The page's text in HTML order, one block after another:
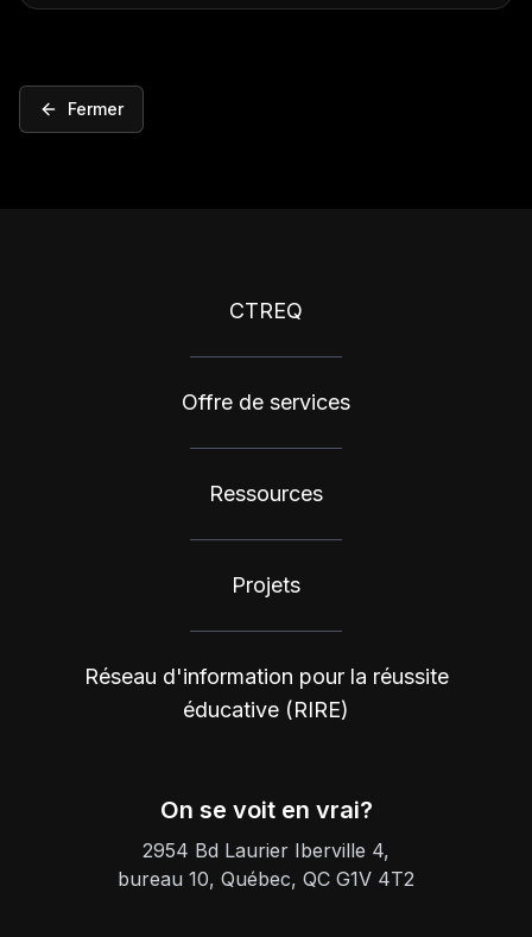
Fermer
CTREQ
Offre de services
Ressources
Projets
Réseau d'information pour la réussite
éducative (RIRE)
On se voit en vrai?
2954 Bd Laurier Iberville 4,
bureau 10, Québec, QC G1V 4T2